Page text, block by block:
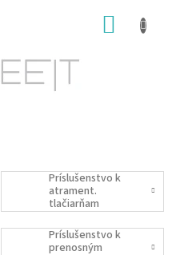
Príslušenstvo k
atrament.
tlačiarňam
Príslušenstvo k
prenosným